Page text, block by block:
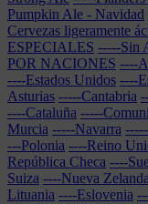
Pumpkin Ale - Navidad
Cervezas ligeramente
ESPECIALES -----Sin
POR NACIONES ----
----Estados Unidos ----
Asturias -----Cantabria
----Cataluña -----
Murcia -----Navarra
---Polonia ----Reino
República Checa ----
Suiza ----Nueva Zelanda
Lituania ----Eslovenia